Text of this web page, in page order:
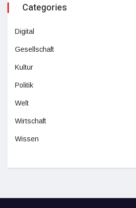
Categories
Digital
Gesellschaft
Kultur
Politik
Welt
Wirtschaft
Wissen